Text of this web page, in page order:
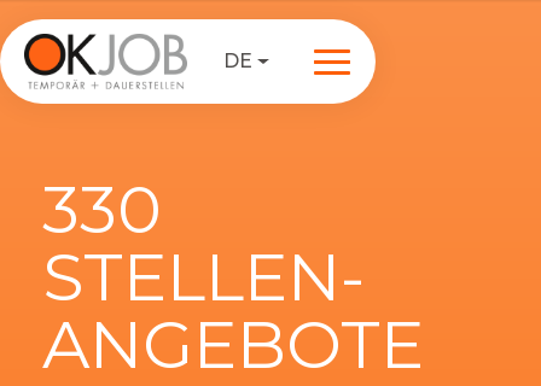
DE
330
STELLEN-
ANGEBOTE